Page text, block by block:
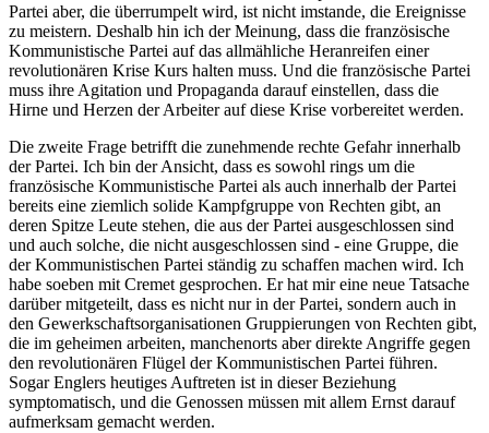
Partei aber, die überrumpelt wird, ist nicht imstande, die Ereignisse
zu meistern. Deshalb hin ich der Meinung, dass die französische
Kommunistische Partei auf das allmähliche Heranreifen einer
revolutionären Krise Kurs halten muss. Und die französische Partei
muss ihre Agitation und Propaganda darauf einstellen, dass die
Hirne und Herzen der Arbeiter auf diese Krise vorbereitet werden.
Die zweite Frage betrifft die zunehmende rechte Gefahr innerhalb
der Partei. Ich bin der Ansicht, dass es sowohl rings um die
französische Kommunistische Partei als auch innerhalb der Partei
bereits eine ziemlich solide Kampfgruppe von Rechten gibt, an
deren Spitze Leute stehen, die aus der Partei ausgeschlossen sind
und auch solche, die nicht ausgeschlossen sind - eine Gruppe, die
der Kommunistischen Partei ständig zu schaffen machen wird. Ich
habe soeben mit Cremet gesprochen. Er hat mir eine neue Tatsache
darüber mitgeteilt, dass es nicht nur in der Partei, sondern auch in
den Gewerkschaftsorganisationen Gruppierungen von Rechten gibt,
die im geheimen arbeiten, manchenorts aber direkte Angriffe gegen
den revolutionären Flügel der Kommunistischen Partei führen.
Sogar Englers heutiges Auftreten ist in dieser Beziehung
symptomatisch, und die Genossen müssen mit allem Ernst darauf
aufmerksam gemacht werden.